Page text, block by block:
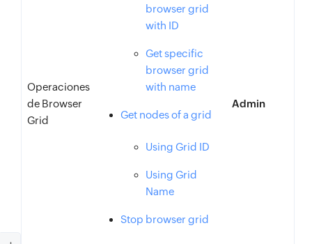
Operaciones
de Browser
Grid
browser grid
with ID
Get specific
browser grid
with name
Get nodes of a grid
Using Grid ID
Using Grid
Name
Stop browser grid
Admin